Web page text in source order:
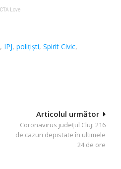
, IPJ,polițiști,Spirit Civic,
Articolul următor
Coronavirus județul Cluj: 216
de cazuri depistate în ultimele
24 de ore